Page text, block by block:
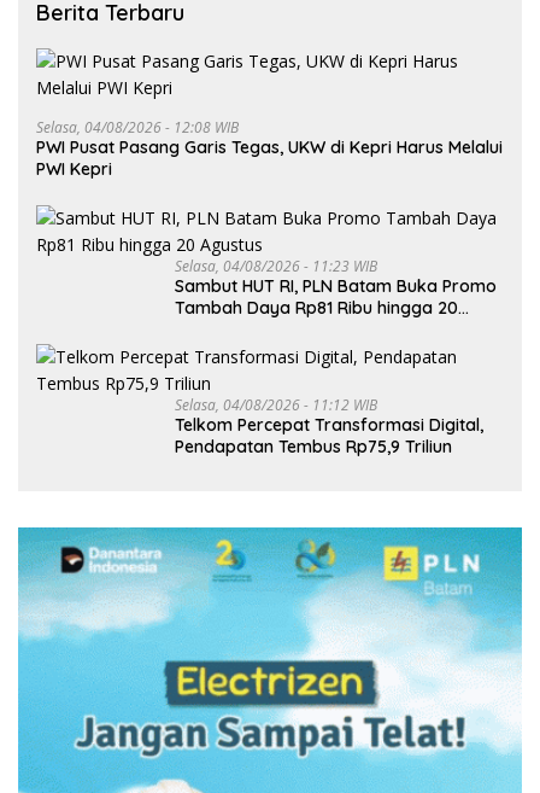
Berita Terbaru
Selasa, 04/08/2026 - 12:08 WIB
PWI Pusat Pasang Garis Tegas, UKW di Kepri Harus Melalui
PWI Kepri
Selasa, 04/08/2026 - 11:23 WIB
Sambut HUT RI, PLN Batam Buka Promo
Tambah Daya Rp81 Ribu hingga 20
Selasa, 04/08/2026 - 11:12 WIB
Telkom Percepat Transformasi Digital,
Pendapatan Tembus Rp75,9 Triliun